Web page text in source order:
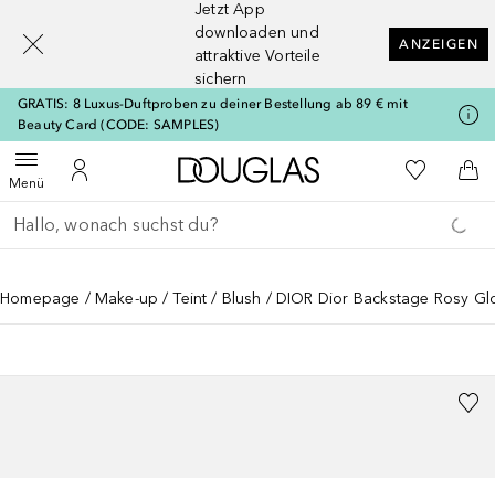
Jetzt App
downloaden und
attraktive Vorteile
sichern
ANZEIGEN
GRATIS: 8 Luxus-Duftproben zu deiner Bestellung ab 89 € mit
Beauty Card (CODE: SAMPLES)
MenüMenü öffnenZu Meinem Kundenkonto
Zur Douglas Startseite
Zu Meiner
Gehe zurück
Suche ausführen
Homepage Make-up Teint Blush DIOR Dior Backstage Rosy
[navigation.slideout.screenreader]